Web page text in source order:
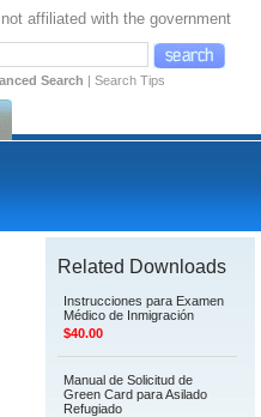
affiliated with the government
Search | Search Tips
Related Downloads
Instrucciones para Examen
Médico de Inmigración
$40.00
Manual de Solicitud de
Green Card para Asilado
Refugiado